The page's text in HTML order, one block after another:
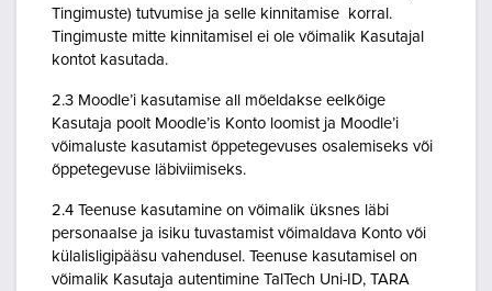
Tingimuste) tutvumise ja selle kinnitamise korral.
Tingimuste mitte kinnitamisel ei ole võimalik Kasutajal
kontot kasutada.
2.3 Moodle’i kasutamise all mõeldakse eelkõige
Kasutaja poolt Moodle’is Konto loomist ja Moodle’i
võimaluste kasutamist õppetegevuses osalemiseks või
õppetegevuse läbiviimiseks.
2.4 Teenuse kasutamine on võimalik üksnes läbi
personaalse ja isiku tuvastamist võimaldava Konto või
külalisligipääsu vahendusel. Teenuse kasutamisel on
võimalik Kasutaja autentimine TalTech Uni-ID, TARA